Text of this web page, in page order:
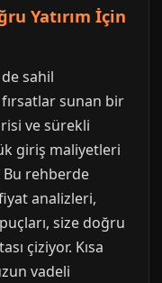
Yatırım İçin
sahil
fırsatlar sunan bir
ve sürekli
giriş maliyetleri
Bu rehberde
analizleri,
size doğru
çiziyor. Kısa
vadeli